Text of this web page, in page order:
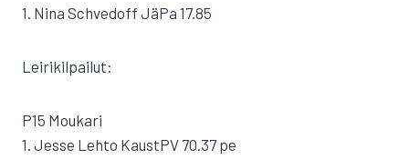
1. Nina Schvedoff JäPa 17.85
Leirikilpailut:
P15 Moukari
1. Jesse Lehto KaustPV 70.37 pe